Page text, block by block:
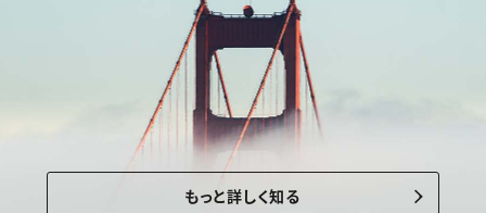
もっと詳しく知る